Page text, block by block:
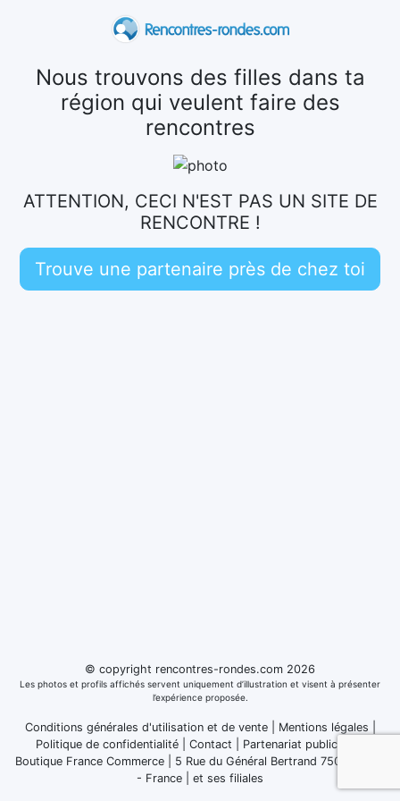
Nous trouvons des filles dans ta
région qui veulent faire des
rencontres
ATTENTION, CECI N'EST PAS UN SITE DE
RENCONTRE !
Trouve une partenaire près de chez toi
© copyright rencontres-rondes.com 2026
Les photos et profils affichés servent uniquement d’illustration et visent à présenter
l’expérience proposée.
Conditions générales d'utilisation et de vente| Mentions légales
Politique de confidentialité
Contact
Partenariat publicitaire
Boutique France Commerce | 5 Rue du Général Bertrand 75007 Paris
- France
et ses filiales